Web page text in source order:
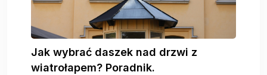
Jak wybrać daszek nad drzwi z
wiatrołapem? Poradnik.